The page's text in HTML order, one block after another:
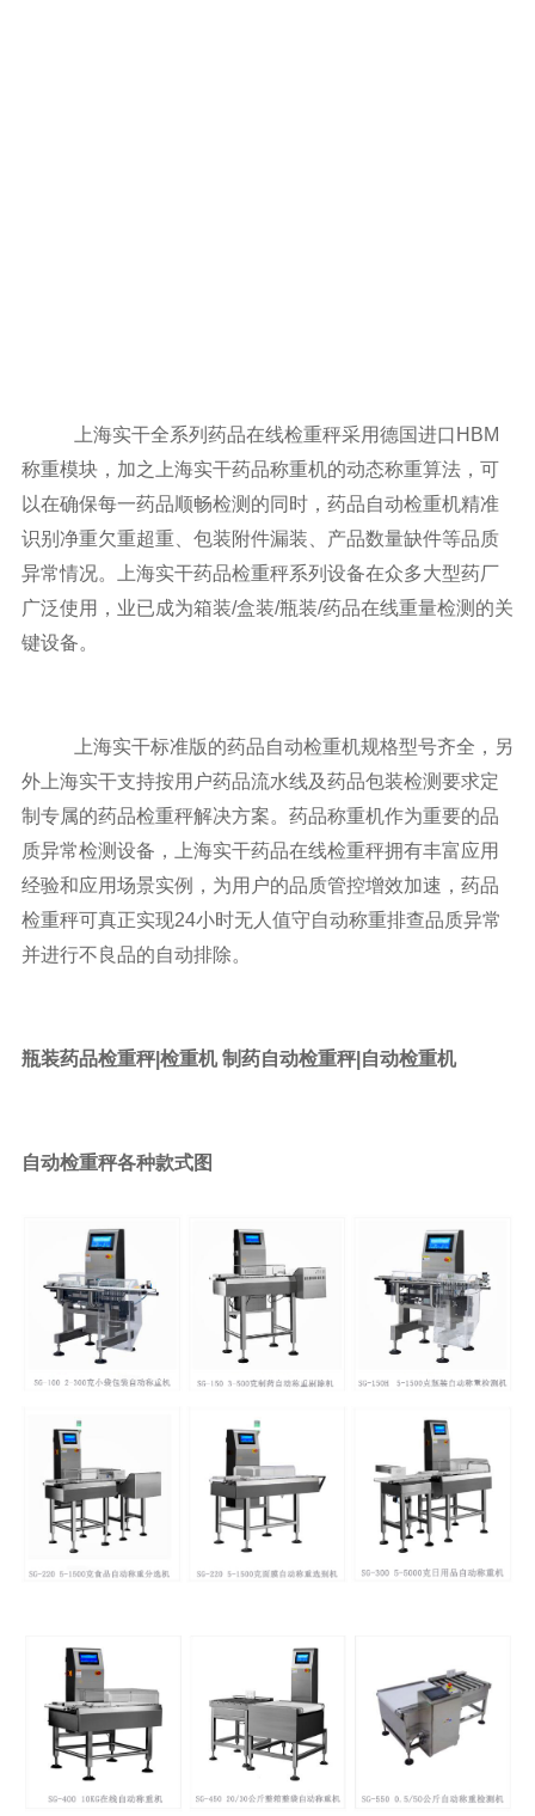
上海实干全系列药品在线检重秤采用德国进口HBM
称重模块，加之上海实干药品称重机的动态称重算法，可
以在确保每一药品顺畅检测的同时，药品自动检重机精准
识别净重欠重超重、包装附件漏装、产品数量缺件等品质
异常情况。上海实干药品检重秤系列设备在众多大型药厂
广泛使用，业已成为箱装/盒装/瓶装/药品在线重量检测的关
键设备。
上海实干标准版的药品自动检重机规格型号齐全，另
外上海实干支持按用户药品流水线及药品包装检测要求定
制专属的药品检重秤解决方案。药品称重机作为重要的品
质异常检测设备，上海实干药品在线检重秤拥有丰富应用
经验和应用场景实例，为用户的品质管控增效加速，药品
检重秤可真正实现24小时无人值守自动称重排查品质异常
并进行不良品的自动排除。
瓶装药品检重秤|检重机 制药自动检重秤|自动检重机
自动检重秤各种款式图